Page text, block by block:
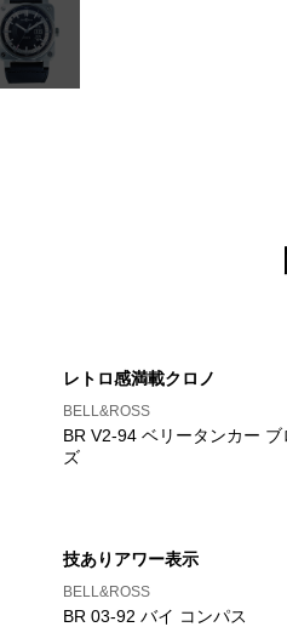
レトロ感満載クロノ
BELL&ROSS
BR V2-94 ベリータンカー ブ
ズ
技ありアワー表示
BELL&ROSS
BR 03-92 バイ コンパス